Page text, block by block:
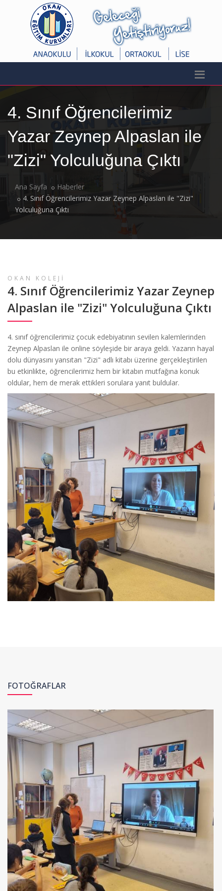
4. Sınıf Öğrencilerimiz
Yazar Zeynep Alpaslan ile
"Zizi" Yolculuğuna Çıktı
Ana Sayfa
Haberler
4. Sınıf Öğrencilerimiz Yazar Zeynep Alpaslan ile "Zizi"
Yolculuğuna Çıktı
OKAN KOLEJİ
4. Sınıf Öğrencilerimiz Yazar Zeynep
Alpaslan ile "Zizi" Yolculuğuna Çıktı
4. sınıf öğrencilerimiz çocuk edebiyatının sevilen kalemlerinden
Zeynep Alpaslan ile online söyleşide bir araya geldi. Yazarın hayal
dolu dünyasını yansıtan "Zizi" adlı kitabı üzerine gerçekleştirilen
bu etkinlikte, öğrencilerimiz hem bir kitabın mutfağına konuk
oldular, hem de merak ettikleri sorulara yanıt buldular.
FOTOĞRAFLAR